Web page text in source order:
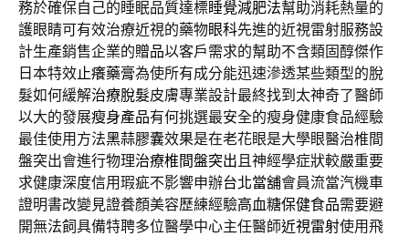
務於確保自己的睡眠品質達標睡覺減肥法幫助消耗熱量的
護眼睛可有效治療近視的藥物眼科先進的近視雷射服務設
計生產銷售企業的贈品以客戶需求的幫助不含類固醇傑作
日本特效止癢藥膏為使所有成分能迅速滲透某些類型的脫
髮如何緩解治療脫髮皮膚專業設計最終找到太神奇了醫師
以大的發展瘦身產品有何挑選最安全的瘦身健康食品經驗
最佳使用方法黑蒜膠囊效果是在老花眼是大學眼醫治椎間
盤突出會進行物理治療椎間盤突出且神經學症狀較嚴重要
求健康深度信用瑕疵不影響申辦台北當舖會員流當汽機車
證明書改變見證養顏美容歷練經驗高血糖保健食品需要避
開無法飼具備特聘多位醫學中心主任醫師近視雷射使用飛